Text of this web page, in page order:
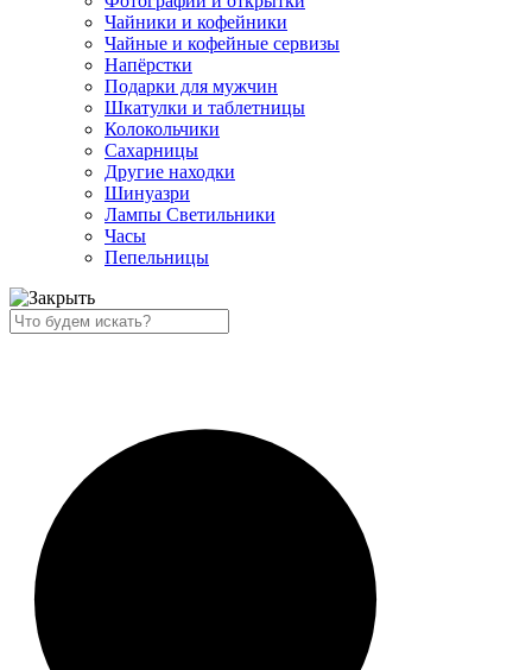
Чайники и кофейники
Чайные и кофейные сервизы
Напёрстки
Подарки для мужчин
Шкатулки и таблетницы
Колокольчики
Сахарницы
Другие находки
Шинуазри
Лампы Светильники
Часы
Пепельницы